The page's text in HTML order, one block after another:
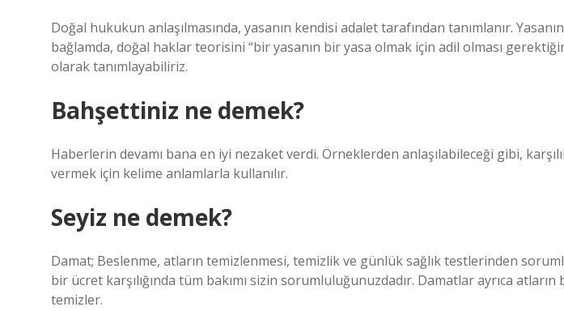
Doğal hukukun anlaşılmasında, yasanın kendisi adalet tarafından tanımlanır.
bağlamda, doğal haklar teorisini “bir yasanın bir yasa olmak için adil olması
olarak tanımlayabiliriz.
Bahşettiniz ne demek?
Haberlerin devamı bana en iyi nezaket verdi. Örneklerden anlaşılabileceği gibi,
vermek için kelime anlamlarla kullanılır.
Seyiz ne demek?
Damat; Beslenme, atların temizlenmesi, temizlik ve günlük sağlık testlerinden
bir ücret karşılığında tüm bakımı sizin sorumluluğunuzdadır. Damatlar ayrıca atların
temizler.